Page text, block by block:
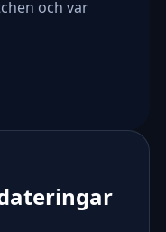
och var